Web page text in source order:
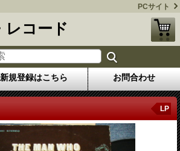
PCサイト
レコード
新規登録はこちら お問合わせ
LP